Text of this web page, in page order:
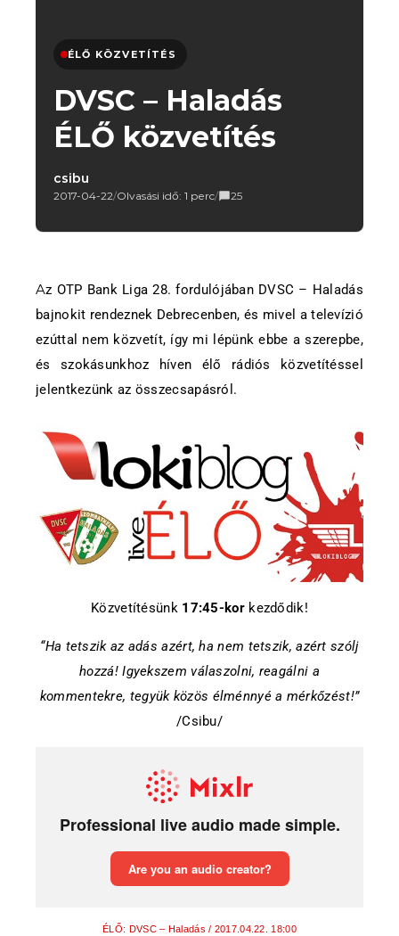
ÉLŐ KÖZVETÍTÉS
DVSC – Haladás
ÉLŐ közvetítés
csibu
2017-04-22/Olvasási idő: 1 perc/ 25
Az OTP Bank Liga 28. fordulójában DVSC – Haladás
bajnokit rendeznek Debrecenben, és mivel a televízió
ezúttal nem közvetít, így mi lépünk ebbe a szerepbe,
és szokásunkhoz híven élő rádiós közvetítéssel
jelentkezünk az összecsapásról.
Közvetítésünk 17:45-korkezdődik!
“Ha tetszik az adás azért, ha nem tetszik, azért szólj
hozzá! Igyekszem válaszolni, reagálni a
kommentekre, tegyük közös élménnyé a mérkőzést!”
/Csibu/
ÉLŐ: DVSC – Haladás / 2017.04.22. 18:00